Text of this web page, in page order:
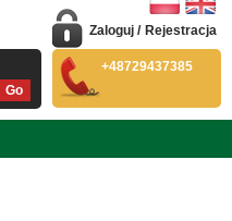
Zaloguj / Rejestracja
+48729437385